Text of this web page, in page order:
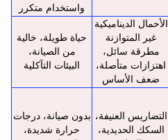
واستخدام متكرر
الأحمال الديناميكية
غير المتوازنة
مطرقة سائل،
اهتزازات متأصلة،
ضعف الأساس
حياة طويلة، خالية
من الصيانة،
البيئات التآكلية
التضاريس العنيفة،
السكك الحديدية،
بدون صيانة، درجات
حرارة شديدة،